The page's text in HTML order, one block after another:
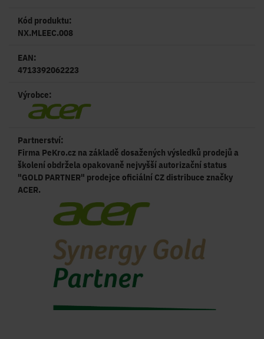
Kód produktu:
NX.MLEEC.008
EAN:
4713392062223
Výrobce:
Partnerství:
Firma PeKro.cz na základě dosažených výsledků prodejů a
školení obdržela opakovaně nejvyšší autorizační status
"GOLD PARTNER" prodejce oficiální CZ distribuce značky
ACER.